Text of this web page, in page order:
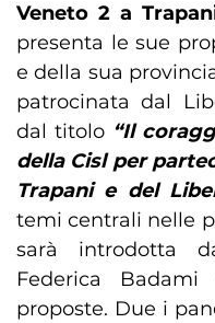
Veneto 2 a
presenta le sue
e della sua
patrocinata dal
dal titolo “Il
della Cisl per
Trapani e del
temi centrali nelle
sarà introdotta
Federica
proposte. Due i